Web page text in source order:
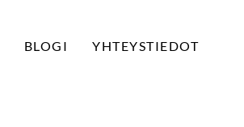
BLOGI YHTEYSTIEDOT